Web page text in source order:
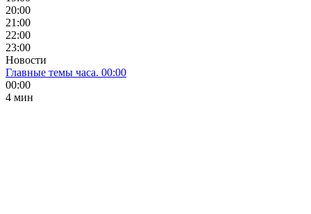
20:00
21:00
22:00
23:00
Новости
Главные темы часа. 00:00
00:00
4 мин